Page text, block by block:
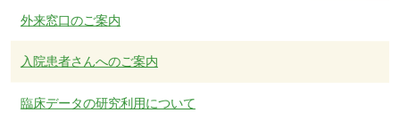
外来窓口のご案内
入院患者さんへのご案内
臨床データの研究利用について